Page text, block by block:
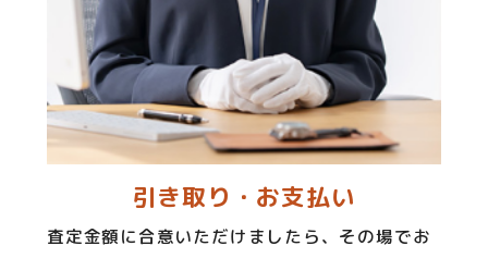
引き取り・お支払い
査定金額に合意いただけましたら、その場でお